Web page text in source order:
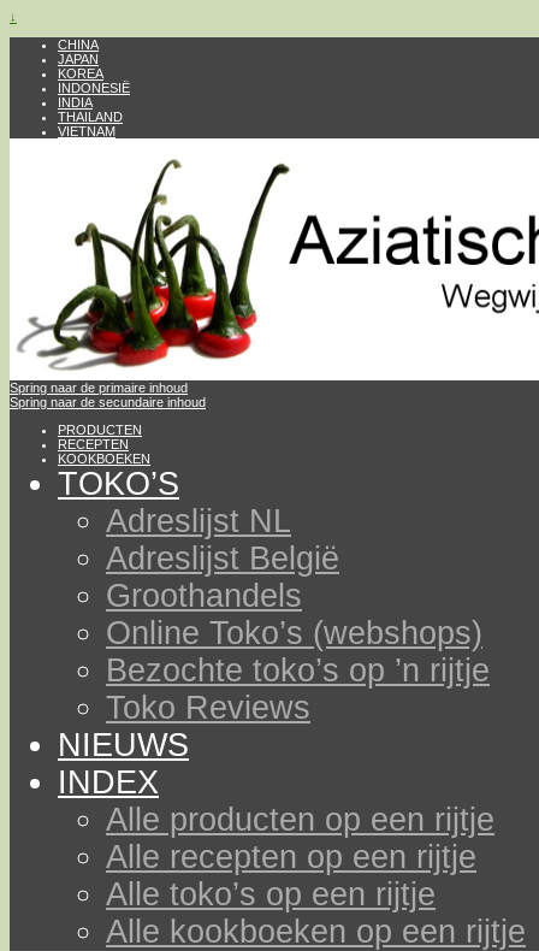
↓
CHINA
JAPAN
KOREA
INDONESIË
INDIA
THAILAND
VIETNAM
Spring naar de primaire inhoud
Spring naar de secundaire inhoud
PRODUCTEN
RECEPTEN
KOOKBOEKEN
TOKO’S
Adreslijst NL
Adreslijst België
Groothandels
Online Toko’s (webshops)
Bezochte toko’s op ’n rijtje
Toko Reviews
NIEUWS
INDEX
Alle producten op een rijtje
Alle recepten op een rijtje
Alle toko’s op een rijtje
Alle kookboeken op een rijtje